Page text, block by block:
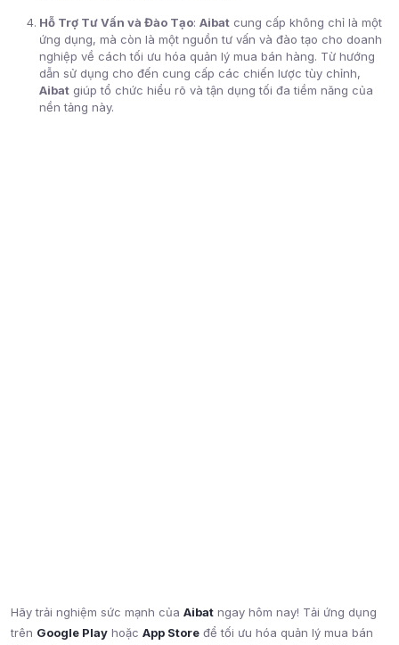
Hỗ Trợ Tư Vấn và Đào Tạo: Aibat cung cấp không chỉ là một
ứng dụng, mà còn là một nguồn tư vấn và đào tạo cho doanh
nghiệp về cách tối ưu hóa quản lý mua bán hàng. Từ hướng
dẫn sử dụng cho đến cung cấp các chiến lược tùy chỉnh,
Aibat giúp tổ chức hiểu rõ và tận dụng tối đa tiềm năng của
nền tảng này.
Hãy trải nghiệm sức mạnh của Aibat ngay hôm nay! Tải ứng dụng
trên Google Play hoặc App Store để tối ưu hóa quản lý mua bán